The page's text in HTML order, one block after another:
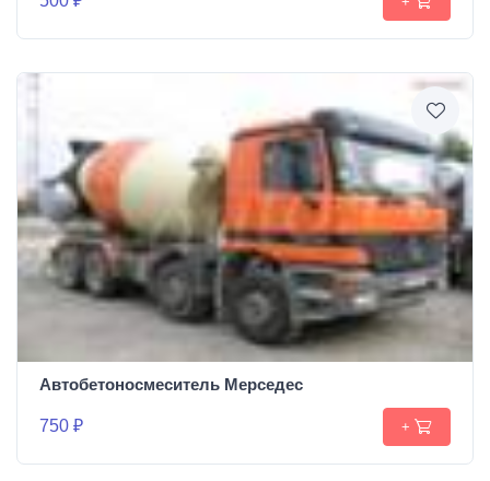
Автобетоносмеситель Мерседес
750 ₽ +